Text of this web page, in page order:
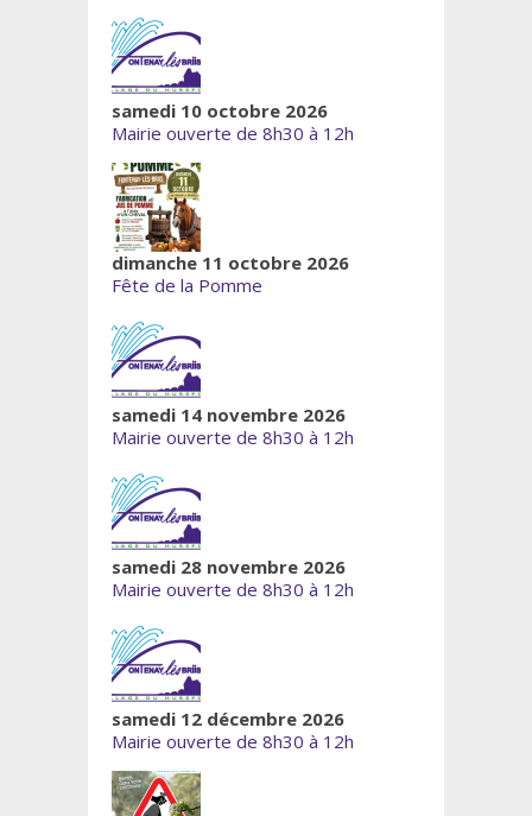
samedi 10 octobre 2026
Mairie ouverte de 8h30 à 12h
dimanche 11 octobre 2026
Fête de la Pomme
samedi 14 novembre 2026
Mairie ouverte de 8h30 à 12h
samedi 28 novembre 2026
Mairie ouverte de 8h30 à 12h
samedi 12 décembre 2026
Mairie ouverte de 8h30 à 12h